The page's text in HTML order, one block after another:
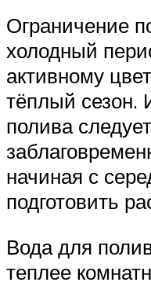
Ограничение
холодный
активному
тёплый сезон.
полива
начиная с
подготовить
Вода для
теплее